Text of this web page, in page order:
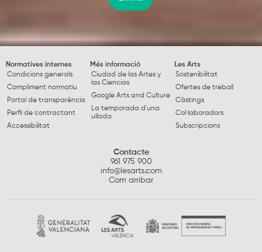
Normatives internes
Condicions generals
Compliment normatiu
Portal de transparència
Perfil de contractant
Accessibilitat
Més informació
Ciudad de las Artes y
las Ciencias
Google Arts and Culture
La temporada d'una
ullada
Les Arts
Sostenibilitat
Ofertes de treball
Càstings
Col·laboradors
Subscripcions
Contacte
961 975 900
info@lesarts.com
Com arribar